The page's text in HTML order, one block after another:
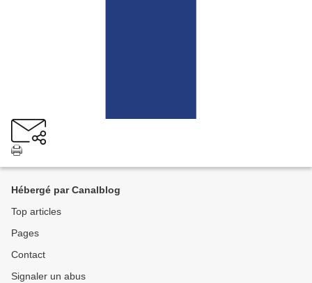
Hébergé par Canalblog
Top articles
Pages
Contact
Signaler un abus